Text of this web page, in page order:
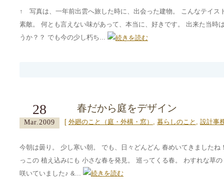
↑ 写真は、一年前出雲へ旅した時に、出会った建物。 こんなテイス
素敵。 何とも言えない味があって、本当に、好きです。 出来た当時
うか？？ でも今の少し朽ち...
春だから庭をデザイン
28
Mar.2009 [ 外廻のこと（庭・外構・窓） 暮らしのこと 設計事
今朝は曇り。 少し寒い朝。 でも、日々どんどん 春めいてきましたね
っこの 植え込みにも 小さな春を発見。 巡ってくる春。 わすれな草
咲いていました♪ &...